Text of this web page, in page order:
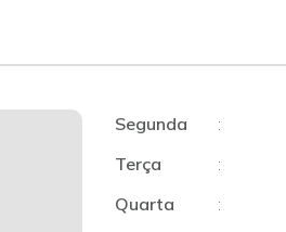
Segunda :
Terça
:
Quarta
: